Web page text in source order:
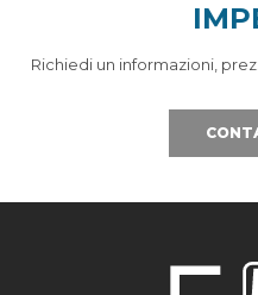
Richiedi un informazioni,